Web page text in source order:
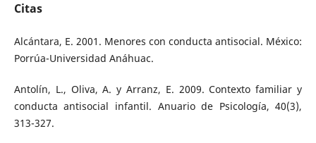
Citas
Alcántara, E. 2001. Menores con conducta antisocial. México:
Porrúa-Universidad Anáhuac.
Antolín, L., Oliva, A. y Arranz, E. 2009. Contexto familiar y
conducta antisocial infantil. Anuario de Psicología, 40(3),
313-327.